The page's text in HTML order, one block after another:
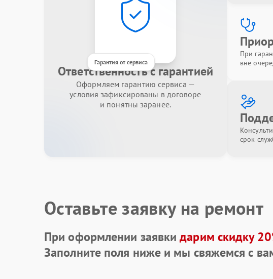
Гарантия от сервиса
Ответственность с гарантией
Оформляем гарантию сервиса —
условия зафиксированы в договоре
и понятны заранее.
При
вне
срок
Оставьте заявку на ремонт
При оформлении заявкидарим скидку
Заполните поля ниже и мы свяжемся с